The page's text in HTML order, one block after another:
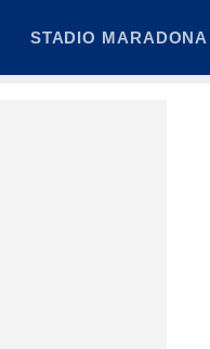
STADIO MARADONA